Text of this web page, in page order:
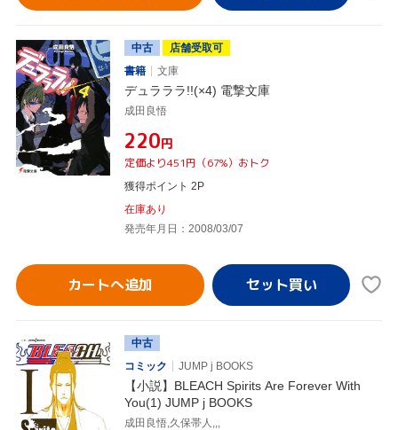
中古
店舗受取可
書籍
文庫
デュラララ!!(×4) 電撃文庫
成田良悟
¥220円
定価より451円（67%）おトク
獲得ポイント 2P
在庫あり
発売年月日：2008/03/07
カートへ追加
中古
コミック
JUMP j BOOKS
【小説】BLEACH Spirits Are Forever With
You(1) JUMP j BOOKS
成田良悟,久保帯人,,,